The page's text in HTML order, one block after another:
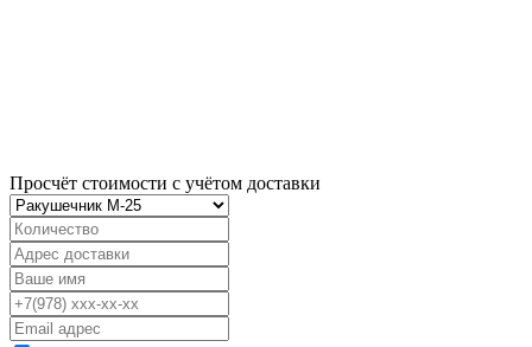
Просчёт стоимости с учётом доставки